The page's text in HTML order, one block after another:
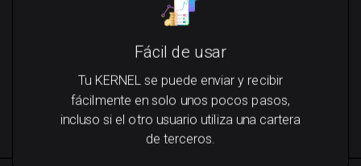
Fácil de usar
Tu KERNEL se puede enviar y recibir
fácilmente en solo unos pocos pasos,
incluso si el otro usuario utiliza una cartera
de terceros.